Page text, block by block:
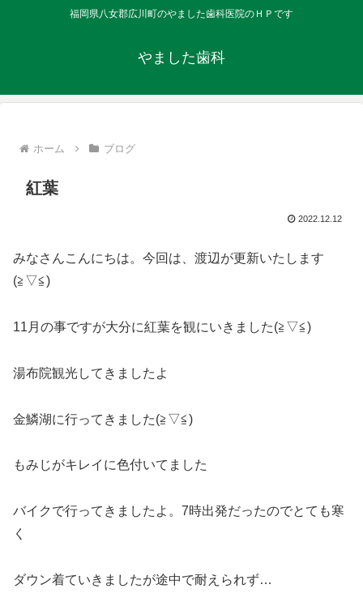
福岡県八女郡広川町のやました歯科医院のＨＰです
やました歯科
ホーム ブログ
紅葉
2022.12.12
みなさんこんにちは。今回は、渡辺が更新いたします
(≧▽≦)
11月の事ですが大分に紅葉を観にいきました(≧▽≦)
湯布院観光してきましたよ
金鱗湖に行ってきました(≧▽≦)
もみじがキレイに色付いてました
バイクで行ってきましたよ。7時出発だったのでとても寒
く
ダウン着ていきましたが途中で耐えられず…